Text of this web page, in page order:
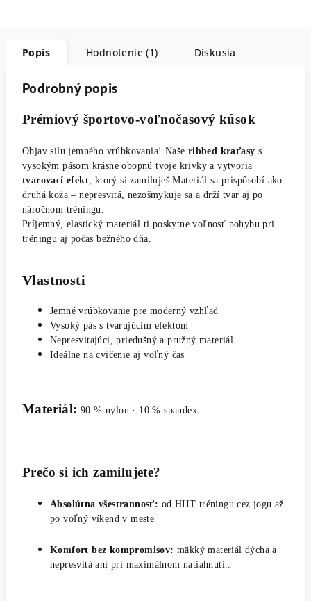
Popis Hodnotenie (1) Diskusia
Podrobný popis
Prémiový športovo-voľnočasový kúsok
Objav silu jemného vrúbkovania! Naše ribbed kraťasy s
vysokým pásom krásne obopnú tvoje krivky a vytvoria
tvarovací efekt , ktorý si zamiluješ.Materiál sa prispôsobí ako
druhá koža – nepresvitá, nezošmykuje sa a drží tvar aj po
náročnom tréningu.
Príjemný, elastický materiál ti poskytne voľnosť pohybu pri
tréningu aj počas bežného dňa.
Vlastnosti
Jemné vrúbkovanie pre moderný vzhľad
Vysoký pás s tvarujúcim efektom
Nepresvitajúci, priedušný a pružný materiál
Ideálne na cvičenie aj voľný čas
Materiál: 90 % nylon · 10 % spandex
Prečo si ich zamilujete?
Absolútna všestrannosť: od HIIT tréningu cez jogu až
po voľný víkend v meste
Komfort bez kompromisov: mäkký materiál dýcha a
nepresvitá ani pri maximálnom natiahnutí..